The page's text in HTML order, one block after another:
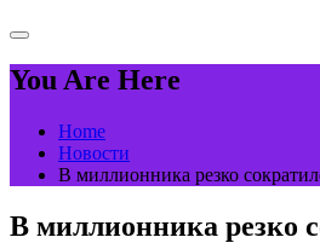
You Are Here
Home
Новости
В миллионника резко
В миллионника резко